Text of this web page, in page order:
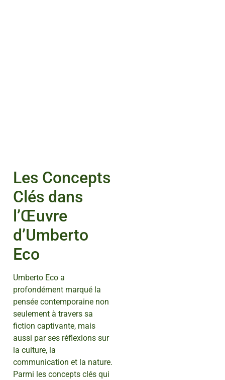
Les Concepts
Clés dans
l’Œuvre
d’Umberto
Eco
Umberto Eco a
profondément marqué la
pensée contemporaine non
seulement à travers sa
fiction captivante, mais
aussi par ses réflexions sur
la culture, la
communication et la nature.
Parmi les concepts clés qui